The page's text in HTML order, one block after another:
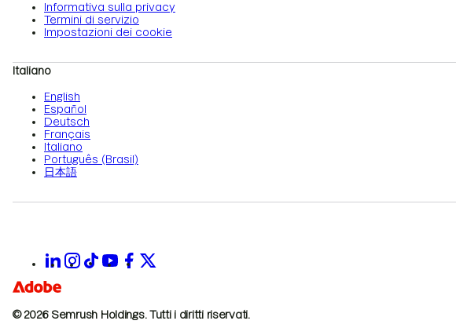
Informativa sulla privacy
Termini di servizio
Impostazioni dei cookie
Italiano
English
Español
Deutsch
Français
Italiano
Português (Brasil)
日本語
© 2026 Semrush Holdings. Tutti i diritti riservati.